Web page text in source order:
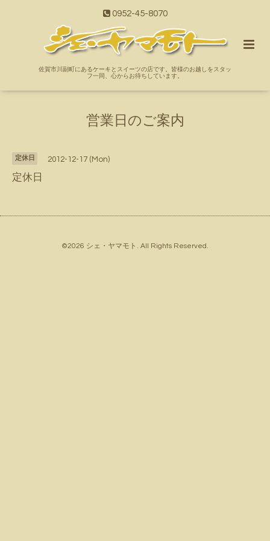
0952-45-8070
佐賀市川副町にあるケーキとスイーツの店です。皆様のお越しをスタッ
フ一同、心からお待ちしています。
営業日のご案内
定休日 2012-12-17 (Mon)
定休日
©2026 シェ・ヤマモト . All Rights Reserved.